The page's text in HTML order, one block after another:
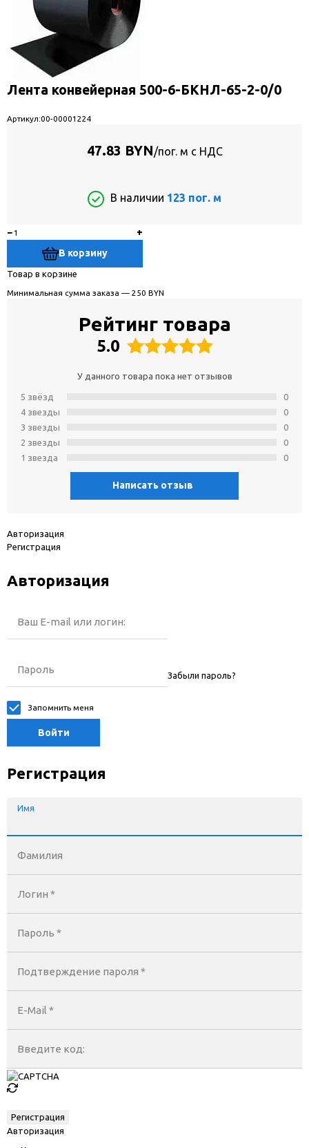
Лента конвейерная 500-6-БКНЛ-65-2-0/0
Артикул:00-00001224
47.83 BYN/пог. м с НДС
В наличии 123 пог. м
−
+
В корзину
Товар в корзине
Минимальная сумма заказа — 250 BYN
Рейтинг товара
5.0
У данного товара пока нет отзывов
5 звёзд
4 звeзды
3 звeзды
2 звeзды
1 звeзда
0
0
0
0
0
Написать отзыв
Авторизация
Регистрация
Авторизация
Ваш E-mail или логин:
Пароль Забыли пароль?
Запомнить меня
Войти
Регистрация
Имя
Фамилия
Логин *
Пароль *
Подтверждение пароля *
E-Mail*
Введите код:
Авторизация